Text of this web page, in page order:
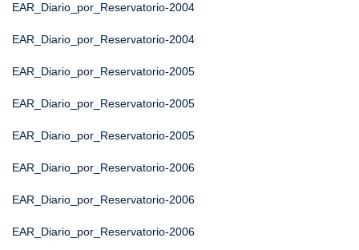
EAR_Diario_por_Reservatorio-2004
EAR_Diario_por_Reservatorio-2004
EAR_Diario_por_Reservatorio-2005
EAR_Diario_por_Reservatorio-2005
EAR_Diario_por_Reservatorio-2005
EAR_Diario_por_Reservatorio-2006
EAR_Diario_por_Reservatorio-2006
EAR_Diario_por_Reservatorio-2006